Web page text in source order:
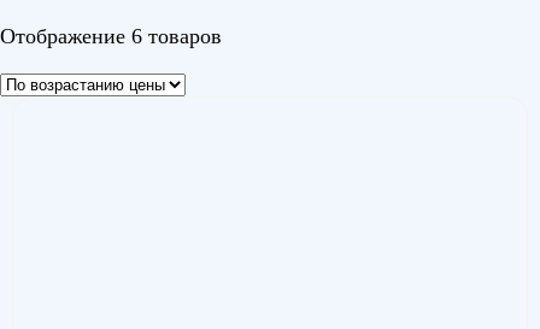
Отображение 6 товаров